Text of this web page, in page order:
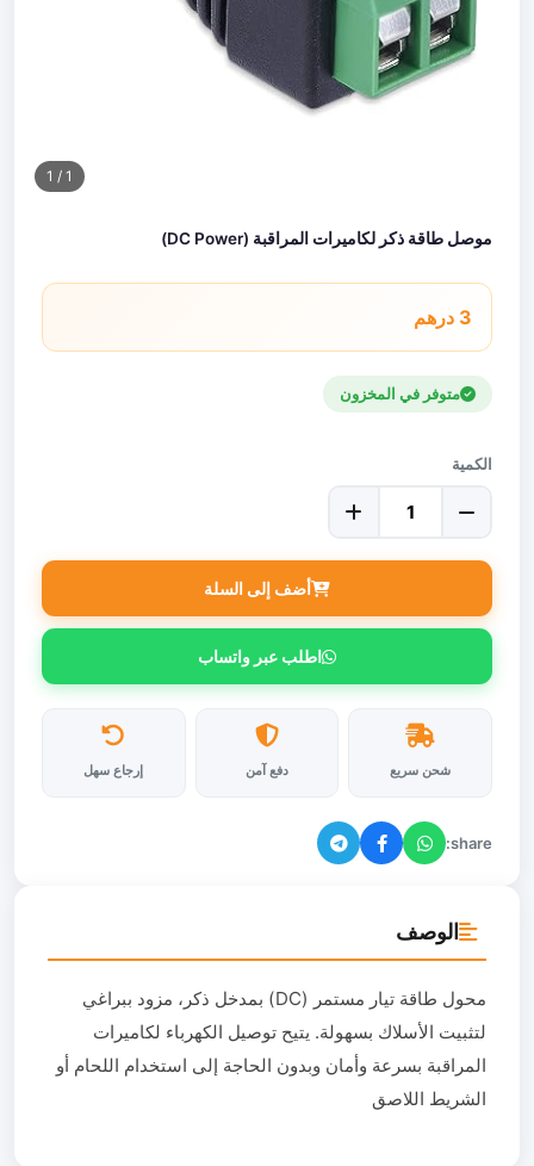
1
/ 1
موصل طاقة ذكر لكاميرات المراقبة (DC Power)
3 درهم
متوفر في المخزون
الكمية
أضف إلى السلة
اطلب عبر واتساب
شحن سريع دفع آمن إرجاع سهل
share:
الوصف
محول طاقة تيار مستمر (DC) بمدخل ذكر، مزود ببراغي
لتثبيت الأسلاك بسهولة. يتيح توصيل الكهرباء لكاميرات
المراقبة بسرعة وأمان وبدون الحاجة إلى استخدام اللحام أو
الشريط اللاصق